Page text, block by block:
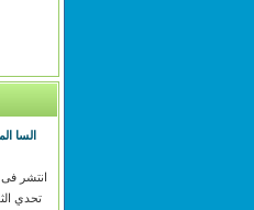
السا
انتشر فى
تحدي